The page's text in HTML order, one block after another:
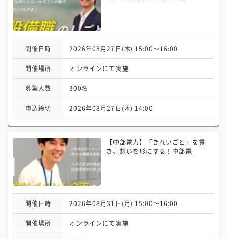
開催日時 2026年08月27日(木) 15:00〜16:00
開催場所 オンラインにて実施
募集人数 300名
申込締切 2026年08月27日(木) 14:00
【中部電力】「きれいごと」を貫
き、想いを形にする！中部電
開催日時 2026年08月31日(月) 15:00〜16:00
開催場所 オンラインにて実施